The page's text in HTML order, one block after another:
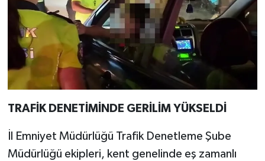
TRAFİK DENETİMİNDE GERİLİM YÜKSELDİ
İl Emniyet Müdürlüğü Trafik Denetleme Şube
Müdürlüğü ekipleri, kent genelinde eş zamanlı